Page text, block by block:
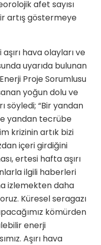
afet sayısı
artış göstermeye
hava olayları ve
uyarıda bulunan
Proje Sorumlusu
yoğun dolu ve
söyledi; “Bir yandan
yandan tecrübe
krizinin artık bizi
içeri girdiğini
ertesi hafta aşırı
ilgili haberleri
izlemekten daha
Küresel seragazı
kömürden
enerji
Aşırı hava